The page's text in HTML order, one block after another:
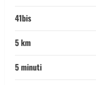
41bis
5 km
5 minuti